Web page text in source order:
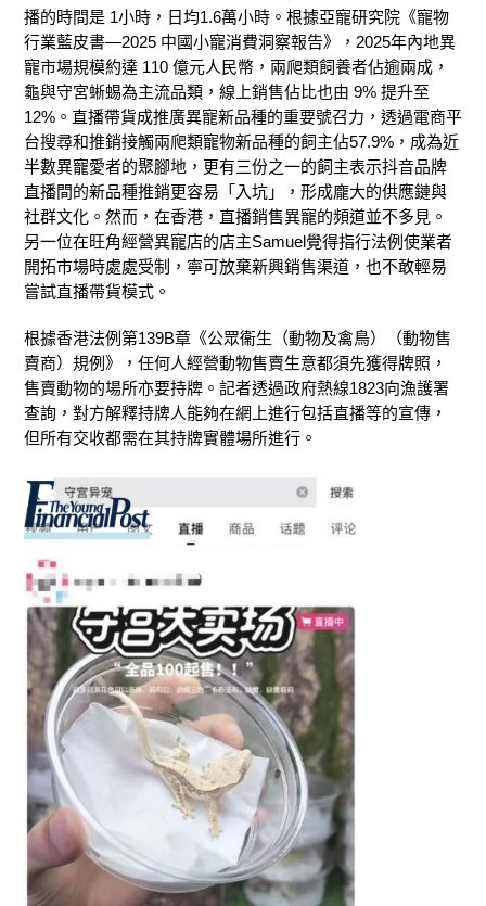
播的時間是 1小時 ，日均1.6萬小時。 根據亞寵研究院《寵物
行業藍皮書—2025 中國小寵消費洞察報告》，2025年內地異
寵市場規模約達 110 億元人民幣，兩爬類飼養者佔逾兩成，
龜與守宮蜥蜴為主流品類，線上銷售佔比也由 9% 提升至
12%。直播帶貨成推廣異寵新品種的重要號召力，透過電商平
台搜尋和推銷接觸兩爬類寵物新品種的飼主佔57.9%，成為近
半數異寵愛者的聚腳地，更有三份之一的飼主表示抖音品牌
直播間的新品種推銷更容易「入坑」，形成龐大的供應鏈與
社群文化。 然而，在香港，直播銷售異寵的頻道並不多見。
另一位在旺角經營異寵店的店主Samuel覺得指行法例使業者
開拓市場時處處受制，寧可放棄新興銷售渠道，也不敢輕易
嘗試直播帶貨模式。
根據香港法例第139B章《公眾衞生（動物及禽鳥）（動物售
賣商）規例》， 任何人經營動物售賣生意都須先獲得牌照 ，
售賣動物的場所亦要持牌 。 記者透過政府熱線1823向漁護署
查詢，對方解釋持牌人能夠在網上進行包括直播等的宣傳 ，
但所有交收都需在其持牌實體場所進行 。